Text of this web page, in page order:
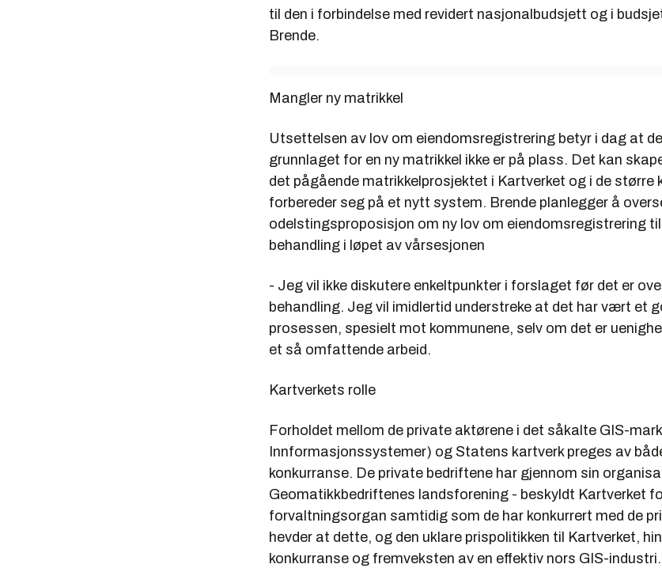
til den i forbindelse med revidert nasjonalbudsjett og i
Brende.
Mangler ny matrikkel
Utsettelsen av lov om eiendomsregistrering betyr i dag at
grunnlaget for en ny matrikkel ikke er på plass. Det kan
det pågående matrikkelprosjektet i Kartverket og i de større
forbereder seg på et nytt system. Brende planlegger å
odelstingsproposisjon om ny lov om eiendomsregistrering
behandling i løpet av vårsesjonen
- Jeg vil ikke diskutere enkeltpunkter i forslaget før det er
behandling. Jeg vil imidlertid understreke at det har vært et
prosessen, spesielt mot kommunene, selv om det er
et så omfattende arbeid.
Kartverkets rolle
Forholdet mellom de private aktørene i det såkalte GIS-
Innformasjonssystemer) og Statens kartverk preges av
konkurranse. De private bedriftene har gjennom sin
Geomatikkbedriftenes landsforening - beskyldt Kartverket
forvaltningsorgan samtidig som de har konkurrert med de
hevder at dette, og den uklare prispolitikken til Kartverket,
konkurranse og fremveksten av en effektiv nors GIS-industri.